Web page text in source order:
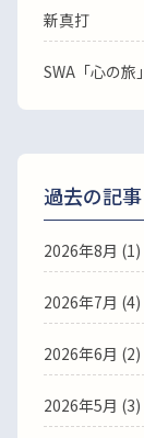
新真打
SWA「心の旅」
過去の記事
2026年8月 (1)
2026年7月 (4)
2026年6月 (2)
2026年5月 (3)